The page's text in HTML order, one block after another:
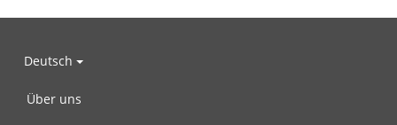
Deutsch
Über uns